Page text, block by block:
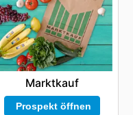
Marktkauf
Prospekt öffnen